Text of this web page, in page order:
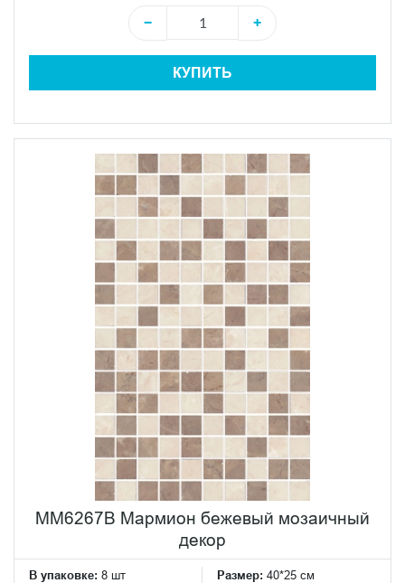
−
+
КУПИТЬ
MM6267B Мармион бежевый мозаичный
декор
В упаковке: 8 шт Размер: 40*25 см